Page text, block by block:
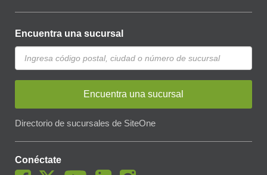
Encuentra una sucursal
Encuentra una sucursal
Directorio de sucursales de SiteOne
Conéctate